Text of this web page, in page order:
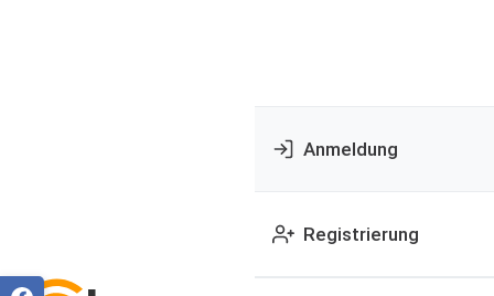
Anmeldung
Registrierung